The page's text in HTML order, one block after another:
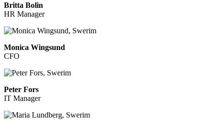
Britta Bolin
HR Manager
Monica Wingsund
CFO
Peter Fors
IT Manager